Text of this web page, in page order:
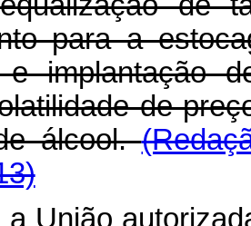
para a
e implantação
de
álcool.
a União